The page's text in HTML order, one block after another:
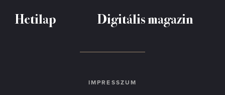
Hetilap Digitális magazin
IMPRESSZUM